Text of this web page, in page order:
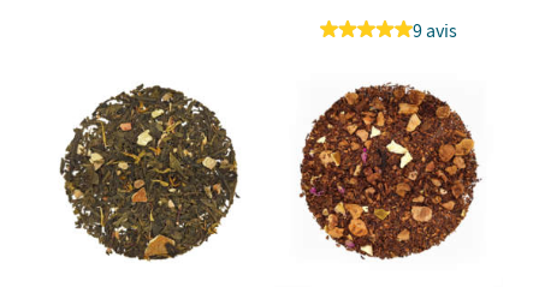
9 avis